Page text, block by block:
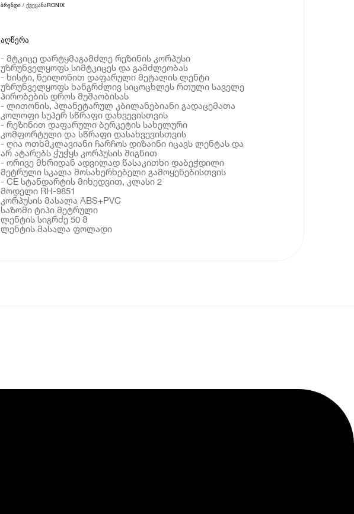
ბრენდი / ქვეყანაRONIX
აღწერა
- მტკიცე დარტყმაგამძლე რეზინის კორპუსი
უზრუნველყოფს სიმტკიცეს და გამძლეობას
- ხისტი, ნეილონით დაფარული მეტალის ლენტი
უზრუნველყოფს ხანგრძლივ სიცოცხლეს რთული საველე
პირობების დროს მუშაობისას
- ლითონის, პლანეტარულ კბილანებიანი გადაცემათა
კოლოფი სუპერ სწრაფი დახვევისთვის
- რეზინით დაფარული ბერკეტის სახელური
კომფორტული და სწრაფი დასახვევისთვის
- ღია ოთხმკლავიანი ჩარჩოს დიზაინი იცავს ლენტას და
არ ატარებს ჭუჭყს კორპუსის შიგნით
- ორივე მხრიდან ადვილად წასაკითხი დაბეჭდილი
მეტრული სკალა მოსახერხებელი გამოყენებისთვის
- CE სტანდარტის მიხედვით, კლასი 2
მოდელი RH-9851
კორპუსის მასალა ABS+PVC
საზომი ტიპი მეტრული
ლენტის სიგრძე 50 მ
ლენტის მასალა ფოლადი